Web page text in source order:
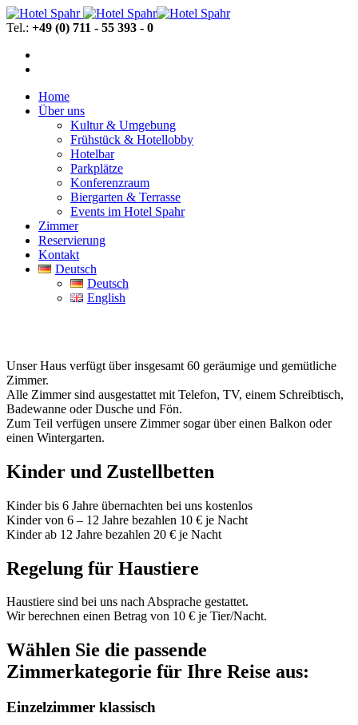
Tel.: +49 (0) 711 - 55 393 - 0
Home
Über uns
Kultur & Umgebung
Frühstück & Hotellobby
Hotelbar
Parkplätze
Konferenzraum
Biergarten & Terrasse
Events im Hotel Spahr
Zimmer
Reservierung
Kontakt
Deutsch
Deutsch
English
Unser Haus verfügt über insgesamt 60 geräumige und gemütliche
Zimmer.
Alle Zimmer sind ausgestattet mit Telefon, TV, einem Schreibtisch,
Badewanne oder Dusche und Fön.
Zum Teil verfügen unsere Zimmer sogar über einen Balkon oder
einen Wintergarten.
Kinder und Zustellbetten
Kinder bis 6 Jahre übernachten bei uns kostenlos
Kinder von 6 – 12 Jahre bezahlen 10 € je Nacht
Kinder ab 12 Jahre bezahlen 20 € je Nacht
Regelung für Haustiere
Haustiere sind bei uns nach Absprache gestattet.
Wir berechnen einen Betrag von 10 € je Tier/Nacht.
Wählen Sie die passende
Zimmerkategorie für Ihre Reise aus:
Einzelzimmer klassisch